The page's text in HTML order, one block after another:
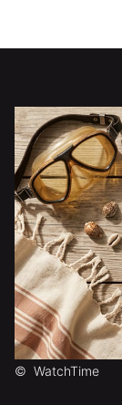
© WatchTime